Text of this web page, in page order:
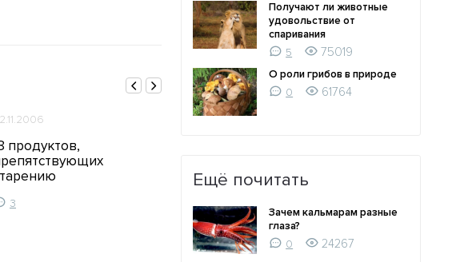
продуктов,
3
21.11.2006
продуктов питания
0
Получают ли животные
удовольствие от
спаривания
5
75019
О роли грибов в природе
0
61764
Ещё почитать
Зачем кальмарам разные
глаза?
0
24267